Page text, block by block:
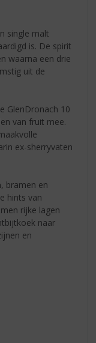
single malt
is. De spirit
waarna een drie
uit de
GlenDronach 10
van fruit mee.
ex-sherryvaten
bramen en
hints van
rijke lagen
naar
en